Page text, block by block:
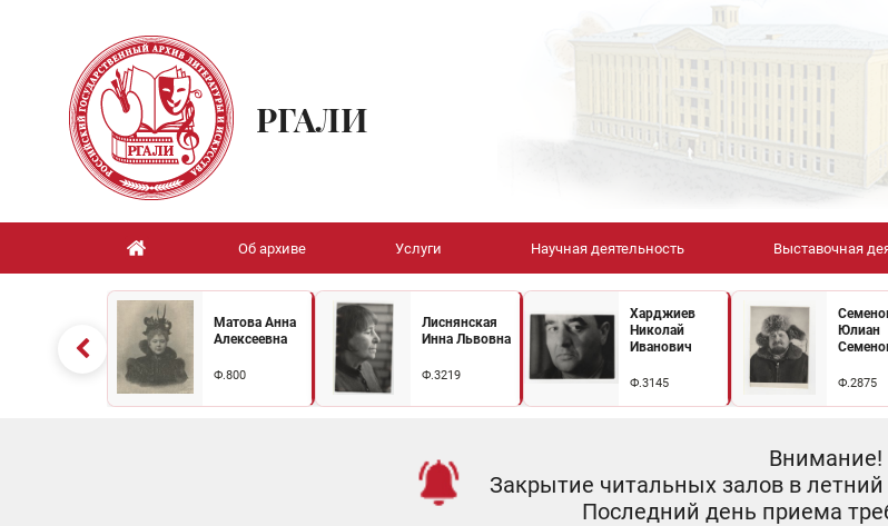
РГАЛИ
Об архиве Услуги Научная деятельность Выставочная
Матова Анна
Алексеевна
Ф.800
Лиснянская
Инна Львовна
Ф.3219
Харджиев
Николай
Иванович
Ф.3145
Юлиан
Ф.2875
Внимание!
Закрытие читальных залов в летний
Последний день приема